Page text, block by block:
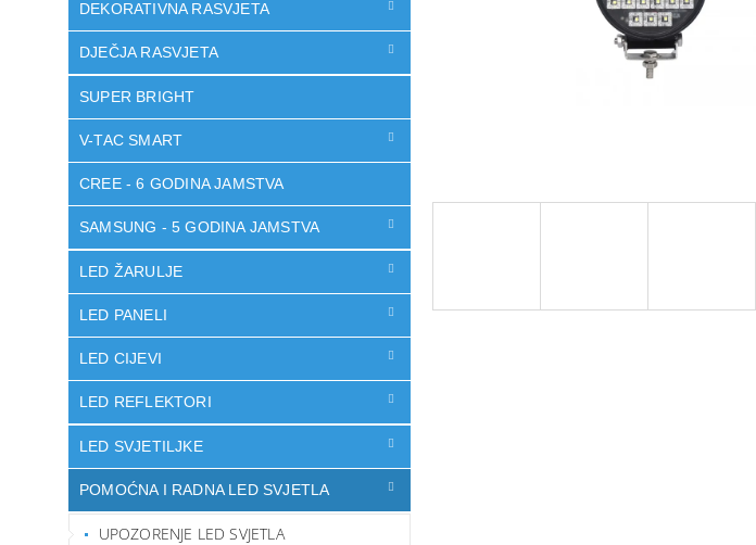
DEKORATIVNA RASVJETA
DJEČJA RASVJETA
SUPER BRIGHT
V-TAC SMART
CREE - 6 GODINA JAMSTVA
SAMSUNG - 5 GODINA JAMSTVA
LED ŽARULJE
LED PANELI
LED CIJEVI
LED REFLEKTORI
LED SVJETILJKE
POMOĆNA I RADNA LED SVJETLA
UPOZORENJE LED SVJETLA